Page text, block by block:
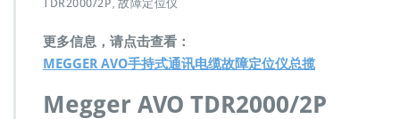
A
V
M
TDR2000/2P 故障定位仪
更多信息，请点击查看：
MEGGER AVO手持式通讯电缆故障定位仪总揽
Megger AVO TDR2000/2P